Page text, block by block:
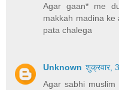
Agar gaan* me
makkah madina
pata chalega
Unknown शुक्रवार,
Agar sabhi